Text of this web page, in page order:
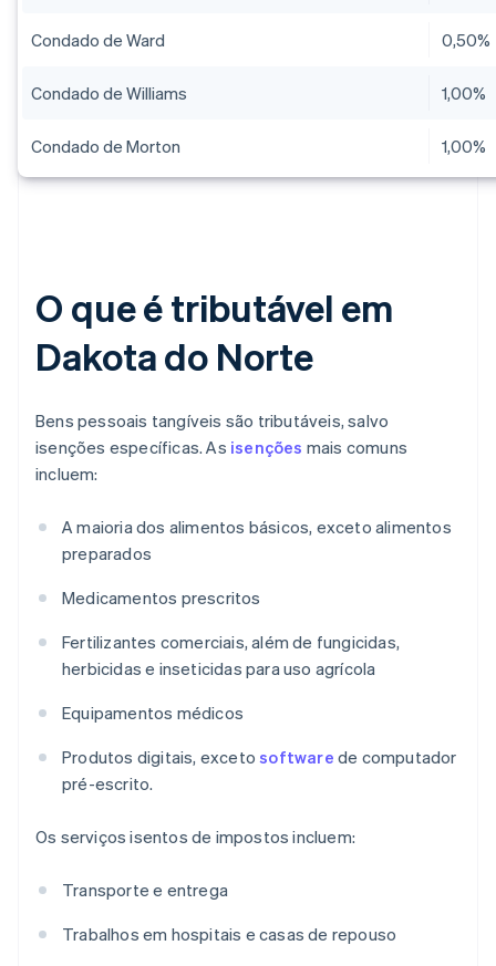
Condado de Ward 0,50%
Condado de Williams 1,00%
Condado de Morton 1,00%
O que é tributável em
Dakota do Norte
Bens pessoais tangíveis são tributáveis, salvo
isenções específicas. As isenções mais comuns
incluem:
A maioria dos alimentos básicos, exceto alimentos
preparados
Medicamentos prescritos
Fertilizantes comerciais, além de fungicidas,
herbicidas e inseticidas para uso agrícola
Equipamentos médicos
Produtos digitais, excetosoftware de computador
pré-escrito.
Os serviços isentos de impostos incluem:
Transporte e entrega
Trabalhos em hospitais e casas de repouso